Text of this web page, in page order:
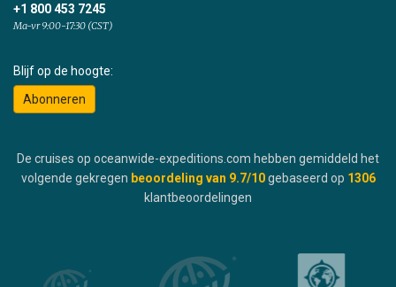
+1 800 453 7245
Ma-vr 9:00-17:30 (CST)
Blijf op de hoogte:
Abonneren
De cruises op oceanwide-expeditions.com hebben gemiddeld het
volgende gekregen beoordeling van 9.7/10 gebaseerd op 1306
klantbeoordelingen